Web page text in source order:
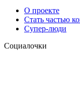
О проекте
Стать частью
Супер-люди
Социалочки